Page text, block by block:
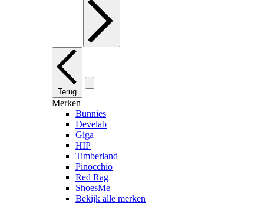
Terug
Merken
Bunnies
Develab
Giga
HIP
Timberland
Pinocchio
Red Rag
ShoesMe
Bekijk alle merken